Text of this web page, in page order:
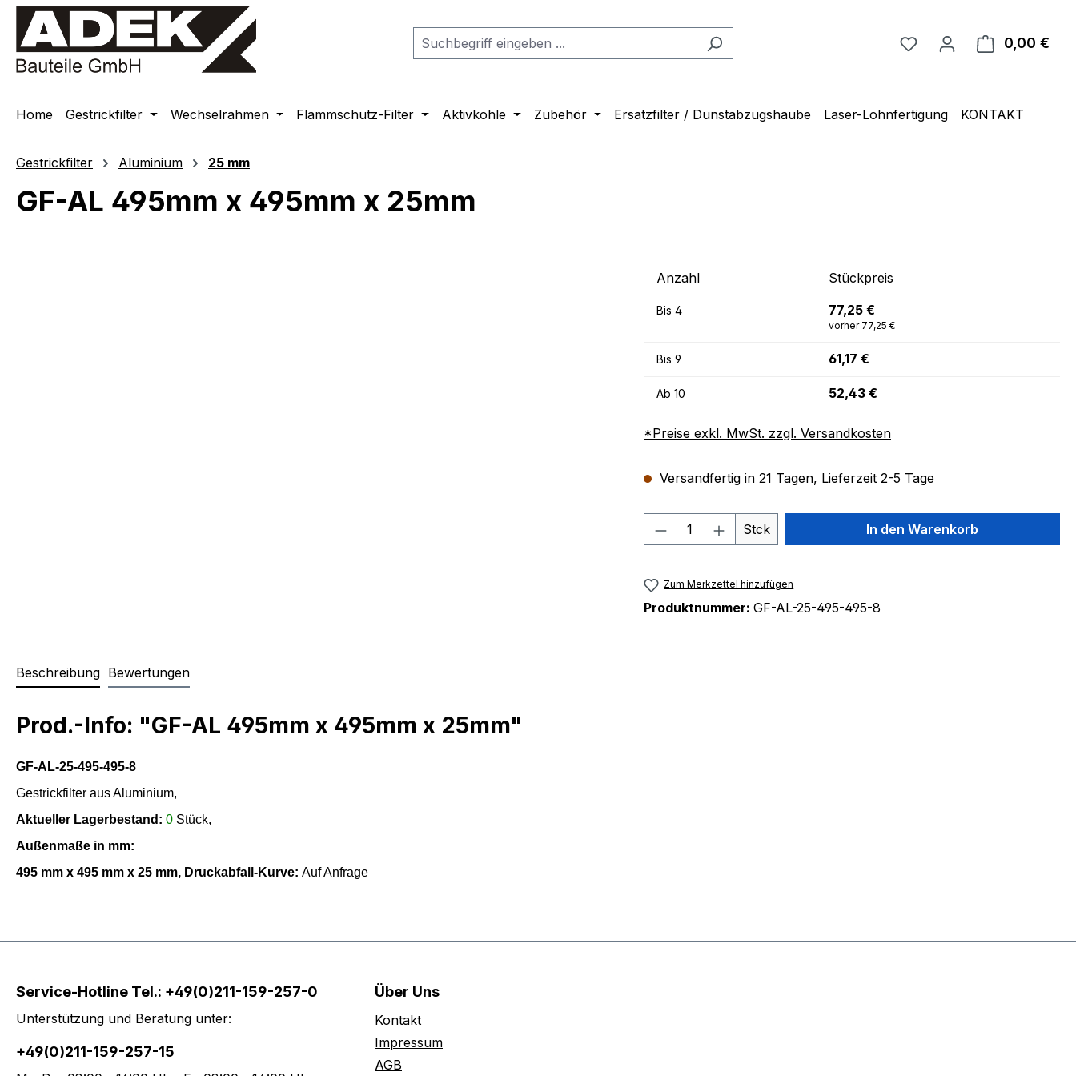
Zur Hauptnavigation springen
0,00 €
Home Gestrickfilter Wechselrahmen Flammschutz-Filter Aktivkohle Zubehör Ersatzfilter / Dunstabzugshaube Laser-Lohnfertigung KONTAKT
Gestrickfilter Aluminium 25 mm
GF-AL 495mm x 495mm x 25mm
Anzahl Stückpreis
Bis 4 77,25 €
vorher 77,25 €
Bis 9 61,17 €
Ab 10 52,43 €
*Preise exkl. MwSt. zzgl. Versandkosten
Versandfertig in 21 Tagen, Lieferzeit 2-5 Tage
Produkt Anzahl: Gib den gewünschten Wert
Stck In den Warenkorb
Zum Merkzettel hinzufügen
Produktnummer: GF-AL-25-495-495-8
Beschreibung Bewertungen
Prod.-Info: "GF-AL 495mm x 495mm x 25mm"
GF-AL-25-495-495-8
Gestrickfilter aus Aluminium,
Aktueller Lagerbestand: 0 Stück,
Außenmaße in mm:
495 mm x 495 mm x 25 mm, Druckabfall-Kurve: Auf Anfrage
Service-Hotline Tel.: +49(0)211-159-257-0
Unterstützung und Beratung unter:
+49(0)211-159-257-15
Über Uns
Kontakt
Impressum
AGB